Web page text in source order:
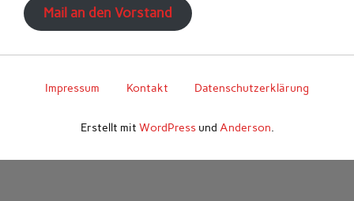
Mail an den Vorstand
Impressum Kontakt Datenschutzerklärung
Erstellt mit WordPressund Anderson